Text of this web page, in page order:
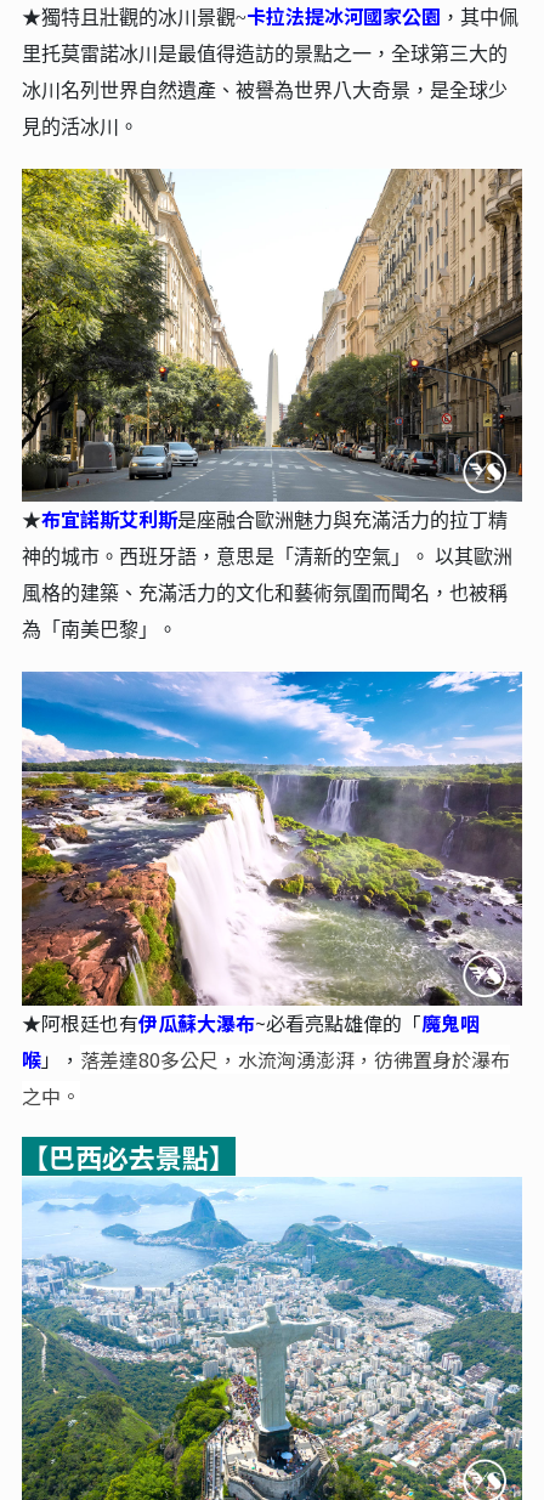
★獨特且壯觀的冰川景觀~卡拉法提冰河國家公園 ，其中佩
里托莫雷諾冰川是最值得造訪的景點之一，全球第三大的
冰川名列世界自然遺產、被譽為世界八大奇景，是全球少
見的活冰川。
★布宜諾斯艾利斯是座融合歐洲魅力與充滿活力的拉丁精
神的城市。西班牙語，意思是「清新的空氣」。 以其歐洲
風格的建築、充滿活力的文化和藝術氛圍而聞名，也被稱
為「南美巴黎」。
★阿根廷也有伊瓜蘇大瀑布~必看亮點雄偉的「魔鬼咽
喉」， 落差達80多公尺，水流洶湧澎湃，彷彿置身於瀑布
之中。
【巴西必去景點】